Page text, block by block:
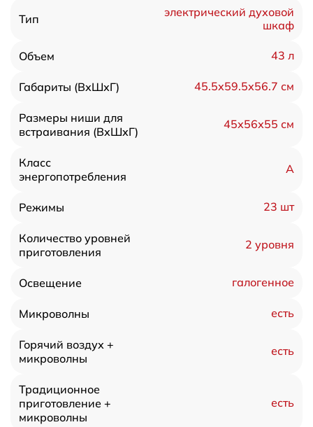
Тип
электрический духовой
шкаф
Объем 43 л
Габариты (ВхШхГ) 45.5х59.5х56.7 см
Размеры ниши для
встраивания (ВхШхГ)
45х56х55 см
Класс
энергопотребления
A
Режимы 23 шт
Количество уровней
приготовления
2 уровня
Освещение галогенное
Микроволны есть
Горячий воздух +
микроволны
есть
Традиционное
приготовление +
микроволны
есть